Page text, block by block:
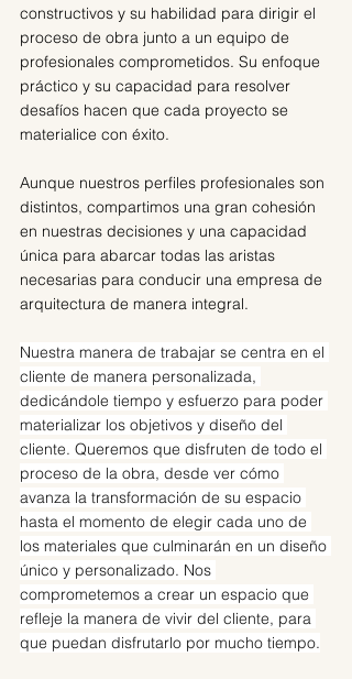
constructivos y su habilidad para dirigir el
proceso de obra junto a un equipo de
profesionales comprometidos. Su enfoque
práctico y su capacidad para resolver
desafíos hacen que cada proyecto se
materialice con éxito.
Aunque nuestros perfiles profesionales son
distintos, compartimos una gran cohesión
en nuestras decisiones y una capacidad
única para abarcar todas las aristas
necesarias para conducir una empresa de
arquitectura de manera integral.
Nuestra manera de trabajar se centra en el
cliente de manera personalizada,
dedicándole tiempo y esfuerzo para poder
materializar los objetivos y diseño del
cliente. Queremos que disfruten de todo el
proceso de la obra, desde ver cómo
avanza la transformación de su espacio
hasta el momento de elegir cada uno de
los materiales que culminarán en un diseño
único y personalizado. Nos
comprometemos a crear un espacio que
refleje la manera de vivir del cliente, para
que puedan disfrutarlo por mucho tiempo.